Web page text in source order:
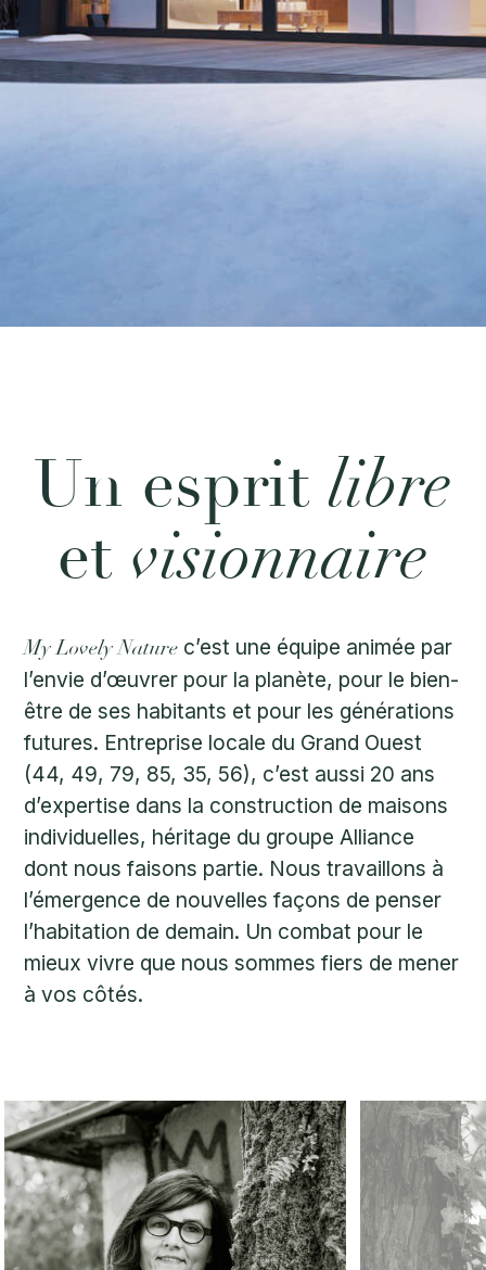
Un esprit libre
et visionnaire
My Lovely Naturec’est une équipe animée par
l’envie d’œuvrer pour la planète, pour le bien-
être de ses habitants et pour les générations
futures. Entreprise locale du Grand Ouest
(44, 49, 79, 85, 35, 56), c’est aussi 20 ans
d’expertise dans la construction de maisons
individuelles, héritage du groupe Alliance
dont nous faisons partie. Nous travaillons à
l’émergence de nouvelles façons de penser
l’habitation de demain. Un combat pour le
mieux vivre que nous sommes fiers de mener
à vos côtés.